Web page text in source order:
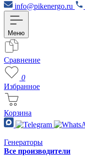
info@pikenergo.ru
Меню
Сравнение
0
Избранное
Корзина
Генераторы
Все производители